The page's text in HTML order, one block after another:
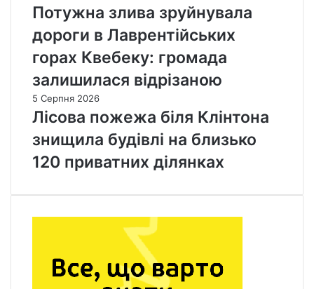
Потужна злива зруйнувала
дороги в Лаврентійських
горах Квебеку: громада
залишилася відрізаною
5 Серпня 2026
Лісова пожежа біля Клінтона
знищила будівлі на близько
120 приватних ділянках